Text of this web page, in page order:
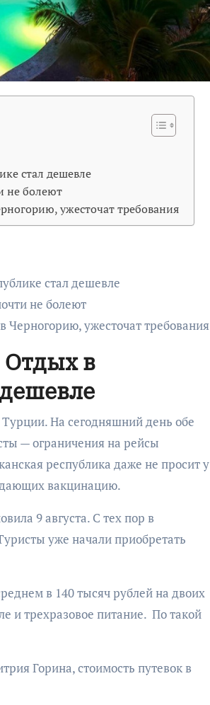
стал дешевле
не болеют
ужесточат требования
стал дешевле
не болеют
ужесточат требования
Отдых в
— ограничения на рейсы
республика даже не просит у
вакцинацию.
9 августа. С тех пор в
уже начали приобретать
в 140 тысяч рублей на двоих
и трехразовое питание. По такой
Горина, стоимость путевок в